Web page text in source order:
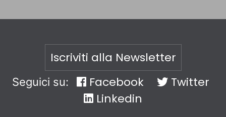
Iscriviti alla Newsletter
Seguici su: Facebook
Twitter
Linkedin